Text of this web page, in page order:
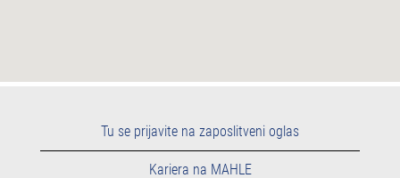
Tu se prijavite na zaposlitveni oglas
Kariera na MAHLE